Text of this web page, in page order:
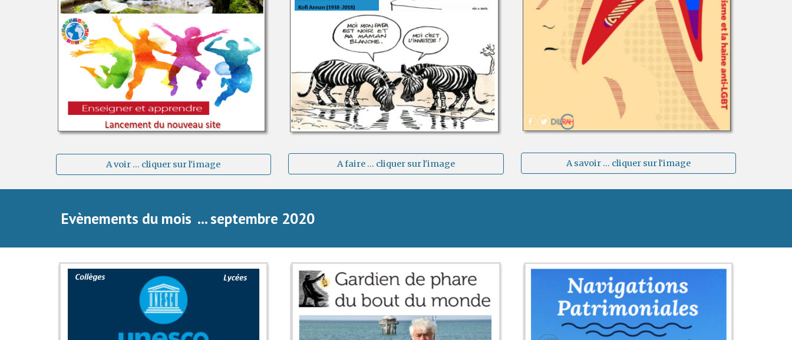
A voir ... cliquer sur l'image A faire ... cliquer sur l'image A savoir ... cliquer sur l'image
Evènements du mois  ... septembre 2020